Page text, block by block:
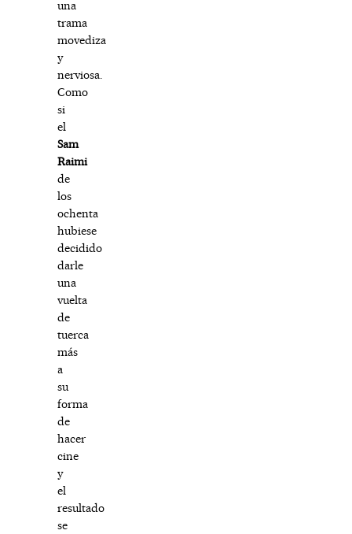
una
trama
movediza
y
nerviosa.
Como
si
el
Sam
Raimi
de
los
ochenta
hubiese
decidido
darle
una
vuelta
de
tuerca
más
a
su
forma
de
hacer
cine
y
el
resultado
se